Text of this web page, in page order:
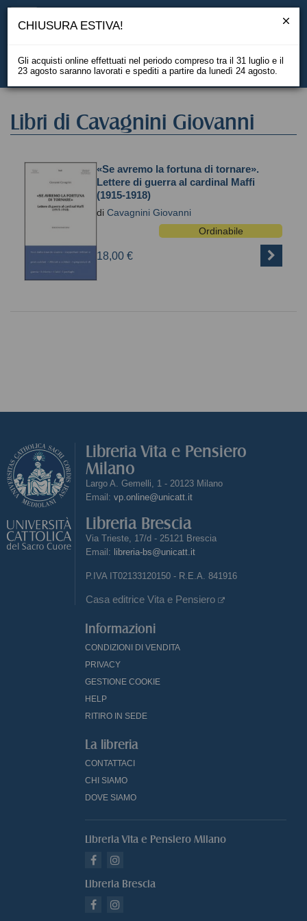
EN
Libri di Cavagnini Giovanni
«Se avremo la fortuna di tornare».
Lettere di guerra al cardinal Maffi
(1915-1918)
di Cavagnini Giovanni
Ordinabile
18,00 €
Libreria Vita e Pensiero
Milano
Largo A. Gemelli, 1 - 20123 Milano
Email: vp.online@unicatt.it
Libreria Brescia
Via Trieste, 17/d - 25121 Brescia
Email: libreria-bs@unicatt.it
P.IVA IT02133120150 - R.E.A. 841916
Casa editrice Vita e Pensiero
Informazioni
CONDIZIONI DI VENDITA
PRIVACY
GESTIONE COOKIE
HELP
RITIRO IN SEDE
La libreria
CONTATTACI
CHI SIAMO
DOVE SIAMO
Libreria Vita e Pensiero Milano
Libreria Brescia
CHIUSURA ESTIVA!
Gli acquisti online effettuati nel periodo compreso tra il 31 luglio e il
23 agosto saranno lavorati e spediti a partire da lunedì 24 agosto.